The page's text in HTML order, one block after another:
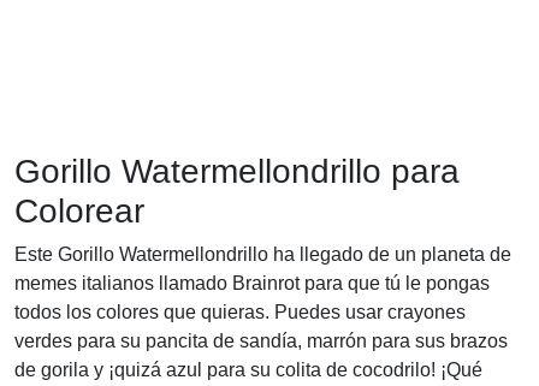
Gorillo Watermellondrillo para
Colorear
Este Gorillo Watermellondrillo ha llegado de un planeta de
memes italianos llamado Brainrot para que tú le pongas
todos los colores que quieras. Puedes usar crayones
verdes para su pancita de sandía, marrón para sus brazos
de gorila y ¡quizá azul para su colita de cocodrilo! ¡Qué